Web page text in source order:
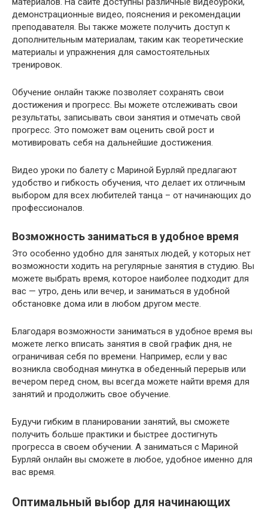
демонстрационные видео, пояснения и рекомендации
преподавателя. Вы также можете получить доступ к
дополнительным материалам, таким как теоретические
материалы и упражнения для самостоятельных
тренировок.
Обучение онлайн также позволяет сохранять свои
достижения и прогресс. Вы можете отслеживать свои
результаты, записывать свои занятия и отмечать свой
прогресс. Это поможет вам оценить свой рост и
мотивировать себя на дальнейшие достижения.
Видео уроки по балету с Мариной Бурляй предлагают
удобство и гибкость обучения, что делает их отличным
выбором для всех любителей танца – от начинающих до
профессионалов.
Возможность заниматься в удобное время
Это особенно удобно для занятых людей, у которых нет
возможности ходить на регулярные занятия в студию. Вы
можете выбрать время, которое наиболее подходит для
вас — утро, день или вечер, и заниматься в удобной
обстановке дома или в любом другом месте.
Благодаря возможности заниматься в удобное время вы
можете легко вписать занятия в свой график дня, не
ограничивая себя по времени. Например, если у вас
возникла свободная минутка в обеденный перерыв или
вечером перед сном, вы всегда можете найти время для
занятий и продолжить свое обучение.
Будучи гибким в планировании занятий, вы сможете
получить больше практики и быстрее достигнуть
прогресса в своем обучении. А заниматься с Мариной
Бурляй онлайн вы сможете в любое, удобное именно для
вас время.
Оптимальный выбор для начинающих